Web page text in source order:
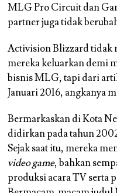
MLG Pro Circuit dan
partner juga tidak
Activision Blizzard tidak
mereka keluarkan demi
bisnis MLG, tapi dari
Januari 2016, angkanya
Bermarkaskan di Kota
didirkan pada tahun
Sejak saat itu, mereka
video game, bahkan
produksi acara TV serta